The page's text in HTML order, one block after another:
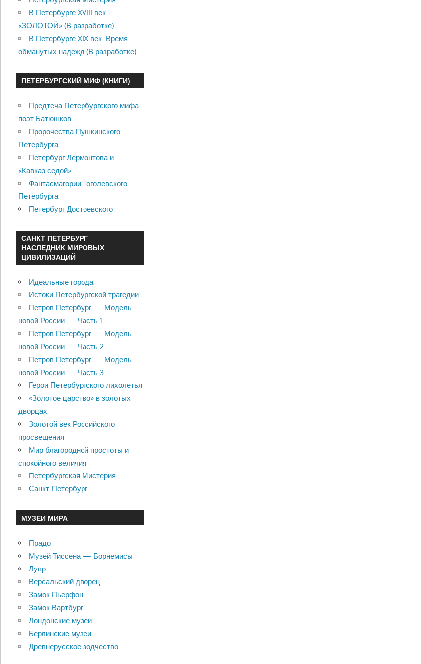
В Петербурге XVIII век
«ЗОЛОТОЙ» (В разработке)
В Петербурге XIX век. Время
обманутых надежд (В разработке)
ПЕТЕРБУРГСКИЙ МИФ (КНИГИ)
Предтеча Петербургского мифа
поэт Батюшков
Пророчества Пушкинского
Петербурга
Петербург Лермонтова и
«Кавказ седой»
Фантасмагории Гоголевского
Петербурга
Петербург Достоевского
САНКТ ПЕТЕРБУРГ —
НАСЛЕДНИК МИРОВЫХ
ЦИВИЛИЗАЦИЙ
Идеальные города
Истоки Петербургской трагедии
Петров Петербург — Модель
новой России — Часть 1
Петров Петербург — Модель
новой России — Часть 2
Петров Петербург — Модель
новой России — Часть 3
Герои Петербургского лихолетья
«Золотое царство» в золотых
дворцах
Золотой век Российского
просвещения
Мир благородной простоты и
спокойного величия
Петербургская Мистерия
Санкт-Петербург
МУЗЕИ МИРА
Прадо
Музей Тиссена — Борнемисы
Лувр
Версальский дворец
Замок Пьерфон
Замок Вартбург
Лондонские музеи
Берлинские музеи
Древнерусское зодчество